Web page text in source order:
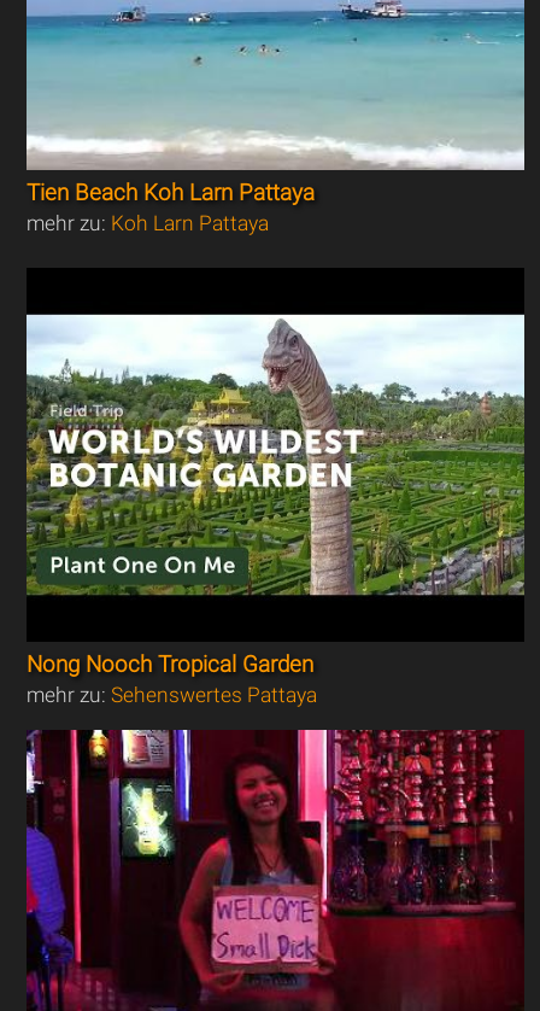
Tien Beach Koh Larn Pattaya
mehr zu: Koh Larn Pattaya
Nong Nooch Tropical Garden
mehr zu:Sehenswertes Pattaya